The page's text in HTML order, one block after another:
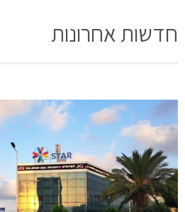
חדשות אחרונות